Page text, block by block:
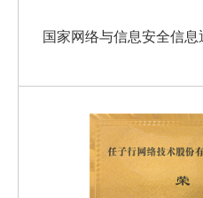
国家网络与信息安全信